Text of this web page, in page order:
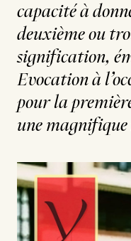
capacité à
deuxième ou
signification,
Evocation à
pour la
une